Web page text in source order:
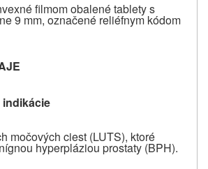
filmom obalené tablety s
9 mm, označené reliéfnym kódom
indikácie
močových ciest (LUTS), ktoré
hyperpláziou prostaty (BPH).